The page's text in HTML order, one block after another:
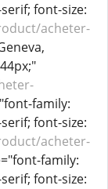
font-size:
acheter-
family:
font-size:
acheter-
family:
font-size: